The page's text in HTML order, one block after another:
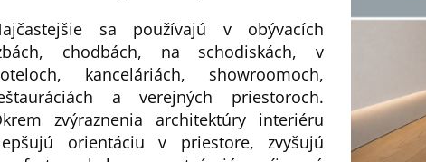
sa používajú v obývacích
chodbách, na schodiskách, v
kanceláriách, showroomoch,
a verejných priestoroch.
zvýraznenia architektúry interiéru
orientáciu v priestore, zvyšujú